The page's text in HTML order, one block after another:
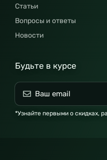
Статьи
Вопросы и ответы
Новости
Будьте в курсе
*Узнайте первыми о скидках,